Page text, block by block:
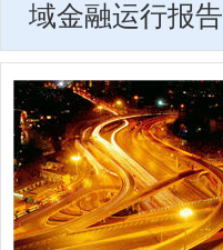
域金融运行报告